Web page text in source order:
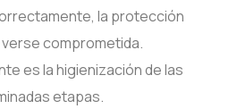
la protección
comprometida.
es la higienización de las
etapas.